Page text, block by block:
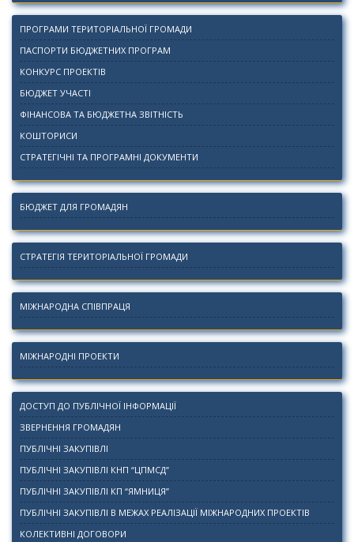
ПРОГРАМИ ТЕРИТОРІАЛЬНОЇ ГРОМАДИ
ПАСПОРТИ БЮДЖЕТНИХ ПРОГРАМ
КОНКУРС ПРОЕКТІВ
БЮДЖЕТ УЧАСТІ
ФІНАНСОВА ТА БЮДЖЕТНА ЗВІТНІСТЬ
КОШТОРИСИ
СТРАТЕГІЧНІ ТА ПРОГРАМНІ ДОКУМЕНТИ
БЮДЖЕТ ДЛЯ ГРОМАДЯН
СТРАТЕГІЯ ТЕРИТОРІАЛЬНОЇ ГРОМАДИ
МІЖНАРОДНА СПІВПРАЦЯ
МІЖНАРОДНІ ПРОЕКТИ
ДОСТУП ДО ПУБЛІЧНОЇ ІНФОРМАЦІЇ
ЗВЕРНЕННЯ ГРОМАДЯН
ПУБЛІЧНІ ЗАКУПІВЛІ
ПУБЛІЧНІ ЗАКУПІВЛІ КНП “ЦПМСД”
ПУБЛІЧНІ ЗАКУПІВЛІ КП “ЯМНИЦЯ”
ПУБЛІЧНІ ЗАКУПІВЛІ В МЕЖАХ РЕАЛІЗАЦІЇ МІЖНАРОДНИХ ПРОЕКТІВ
КОЛЕКТИВНІ ДОГОВОРИ